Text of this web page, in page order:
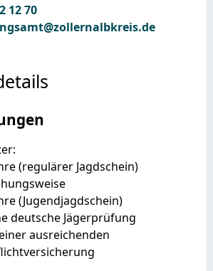
1270
(regulärer Jagdschein)
(Jugendjagdschein)
deutsche Jägerprüfung
ausreichenden